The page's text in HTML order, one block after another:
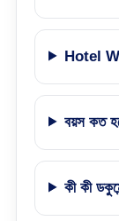
Hotel
বয়স কত
কী কী